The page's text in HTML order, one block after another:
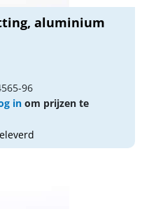
aluminium
96
in om prijzen te